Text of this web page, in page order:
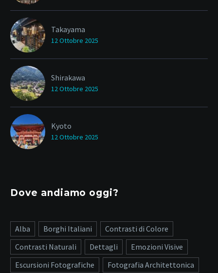
Takayama
12 Ottobre 2025
Shirakawa
12 Ottobre 2025
Kyoto
12 Ottobre 2025
Dove andiamo oggi?
Alba Borghi Italiani
Contrasti di Colore
Contrasti Naturali
Dettagli
Emozioni Visive
Escursioni Fotografiche
Fotografia Architettonica